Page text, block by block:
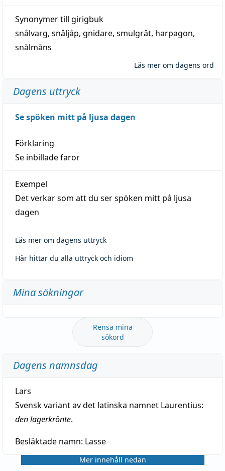
Synonymer till girigbuk
snålvarg, snåljåp, gnidare, smulgråt, harpagon,
snålmåns
Läs mer om dagens ord
Dagens uttryck
Se spöken mitt på ljusa dagen
Förklaring
Se inbillade faror
Exempel
Det verkar som att du ser spöken mitt på ljusa
dagen
Läs mer om dagens uttryck
Här hittar du alla uttryck och idiom
Mina sökningar
Rensa mina
sökord
Dagens namnsdag
Lars
Svensk variant av det latinska namnet Laurentius:
den lagerkrönte.
Besläktade namn: Lasse
Mer innehåll nedan